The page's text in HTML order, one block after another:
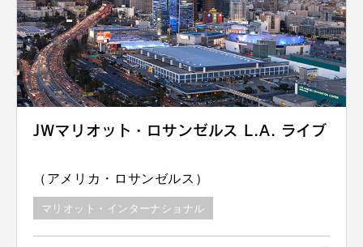
JWマリオット・ロサンゼルス L.A. ライブ
（アメリカ・ロサンゼルス）
マリオット・インターナショナル